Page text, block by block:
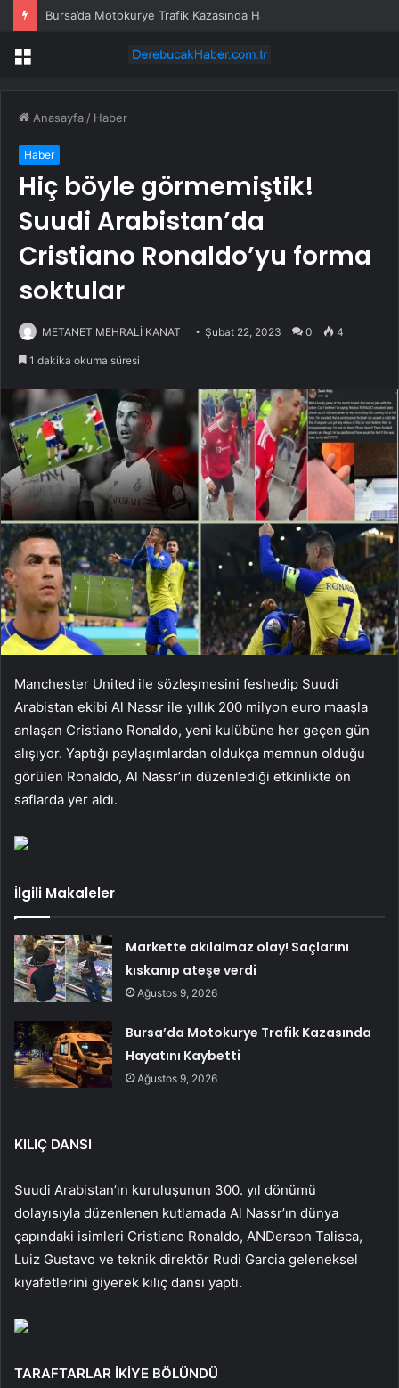
Bursa’da Motokurye Trafik Kazasında Hayatını Kaybetti
Menü
Anasayfa / Haber
Haber
Hiç böyle görmemiştik!
Suudi Arabistan’da
Cristiano Ronaldo’yu forma
soktular
METANET MEHRALİ KANAT Şubat 22, 2023 0 4
1 dakika okuma süresi
Manchester United ile sözleşmesini feshedip Suudi
Arabistan ekibi Al Nassr ile yıllık 200 milyon euro maaşla
anlaşan Cristiano Ronaldo, yeni kulübüne her geçen gün
alışıyor. Yaptığı paylaşımlardan oldukça memnun olduğu
görülen Ronaldo, Al Nassr’ın düzenlediği etkinlikte ön
saflarda yer aldı.
İlgili Makaleler
Markette akılalmaz olay! Saçlarını
kıskanıp ateşe verdi
Ağustos 9, 2026
Bursa’da Motokurye Trafik Kazasında
Hayatını Kaybetti
Ağustos 9, 2026
KILIÇ DANSI
Suudi Arabistan’ın kuruluşunun 300. yıl dönümü
dolayısıyla düzenlenen kutlamada Al Nassr’ın dünya
çapındaki isimleri Cristiano Ronaldo, ANDerson Talisca,
Luiz Gustavo ve teknik direktör Rudi Garcia geleneksel
kıyafetlerini giyerek kılıç dansı yaptı.
TARAFTARLAR İKİYE BÖLÜNDÜ